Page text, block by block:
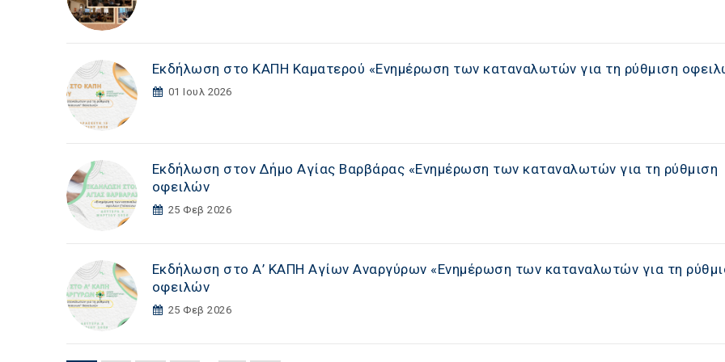
Εκδήλωση στο ΚΑΠΗ Καματερού «Eνημέρωση των καταναλωτών για τη ρύθμιση
01 Ιουλ 2026
Εκδήλωση στoν Δήμο Αγίας Βαρβάρας «Eνημέρωση των καταναλωτών για τη ρύθμιση
οφειλών
25 Φεβ 2026
Εκδήλωση στο Α’ ΚΑΠΗ Αγίων Αναργύρων «Eνημέρωση των καταναλωτών για τη
οφειλών
25 Φεβ 2026